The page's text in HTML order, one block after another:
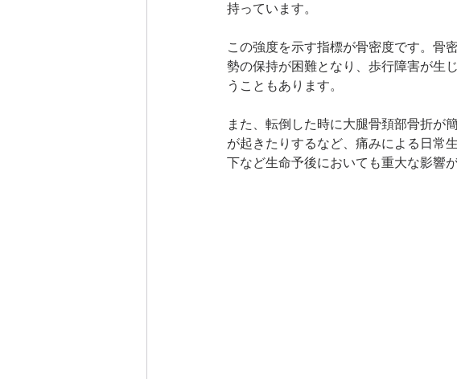
持っています。
この強度を示す指標が骨密度です。骨
勢の保持が困難となり、歩行障害が生
うこともあります。
また、転倒した時に大腿骨頚部骨折が
が起きたりするなど、痛みによる日常
下など生命予後においても重大な影響が